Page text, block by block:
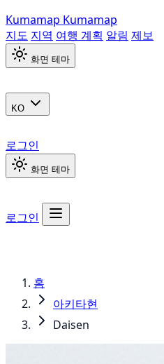
Kumamap Kumamap
지도 지역 여행 계획 알림 제보
화면 테마
KO
로그인
화면 테마
로그인
홈
아키타현
Daisen